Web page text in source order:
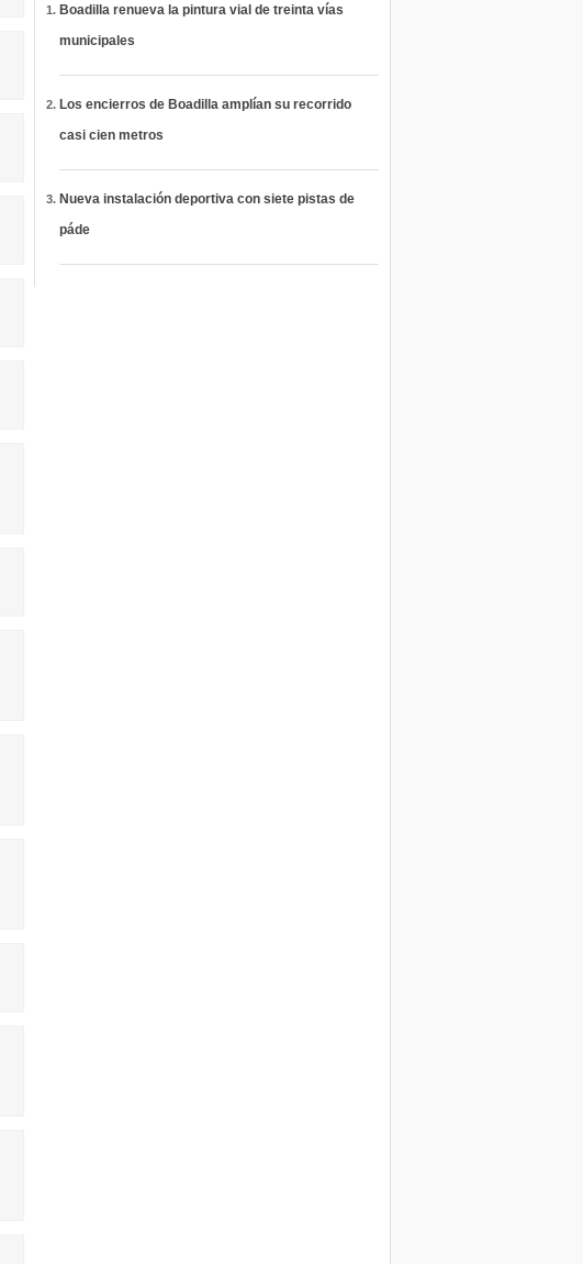
Boadilla renueva la pintura vial de treinta vías
municipales
Los encierros de Boadilla amplían su recorrido
casi cien metros
Nueva instalación deportiva con siete pistas de
páde